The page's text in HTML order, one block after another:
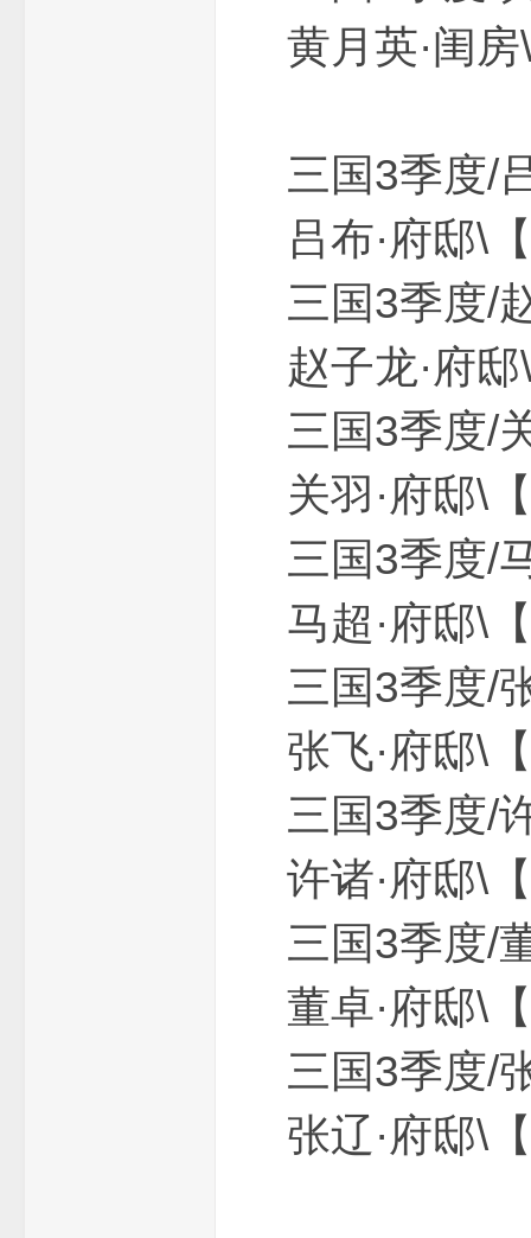
黄月英·
三国3
吕布·府
三国3
赵子龙·
三国3
关羽·府
三国3
马超·府
三国3
张飞·府
三国3
许诸·府
三国3
董卓·府
三国3
张辽·府